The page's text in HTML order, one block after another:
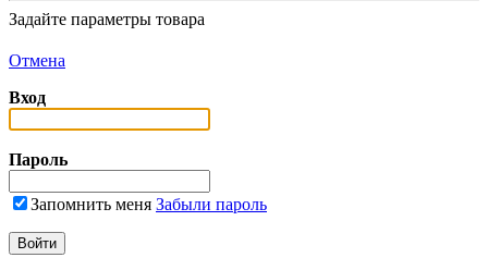
Задайте параметры товара
Отмена
Вход
Пароль
Запомнить меня Забыли пароль